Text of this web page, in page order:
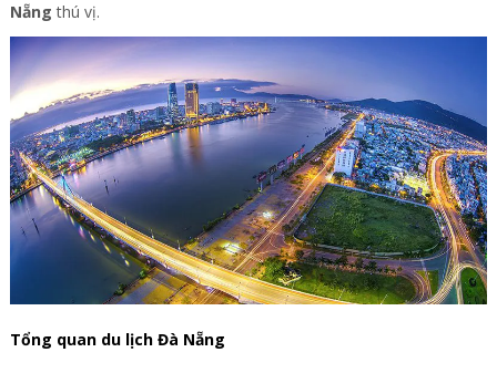
Nẵng thú vị.
Tổng quan du lịch Đà Nẵng